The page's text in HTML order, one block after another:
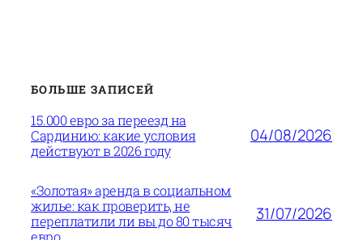
БОЛЬШЕ ЗАПИСЕЙ
15.000 евро за переезд на
Сардинию: какие условия
действуют в 2026 году
04/08/2026
«Золотая» аренда в социальном
жилье: как проверить, не
переплатили ли вы до 80 тысяч
евро
31/07/2026